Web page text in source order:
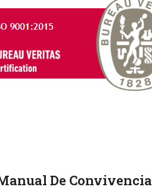
De Convivencia